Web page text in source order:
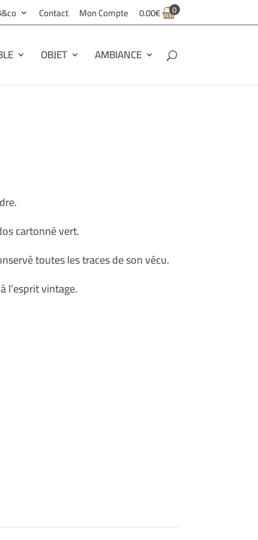
Contact Mon Compte 0.00€ 0
OBJET AMBIANCE
cartonné vert.
toutes les traces de son vécu.
l’esprit vintage.